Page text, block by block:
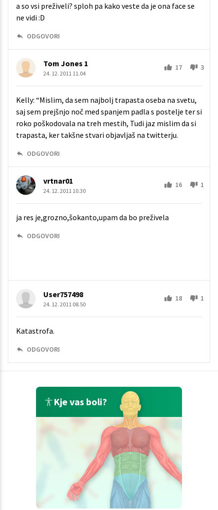
a so vsi preživeli? sploh pa kako veste da je ona face se
ne vidi :D
ODGOVORI
Tom Jones 1
24. 12. 2011 11.04
17 3
Kelly: “Mislim, da sem najbolj trapasta oseba na svetu,
saj sem prejšnjo noč med spanjem padla s postelje ter si
roko poškodovala na treh mestih, Tudi jaz mislim da si
trapasta, ker takšne stvari objavljaš na twitterju.
ODGOVORI
vrtnar01
24. 12. 2011 10.30
16 1
ja res je,grozno,šokanto,upam da bo preživela
ODGOVORI
User757498
24. 12. 2011 08.50
18 1
Katastrofa.
ODGOVORI
Kje vas boli?